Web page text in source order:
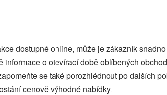
dostupné online, může je zákazník
informace o otevírací době oblíbených
se také porozhlédnout po dalších
cenově výhodné nabídky.